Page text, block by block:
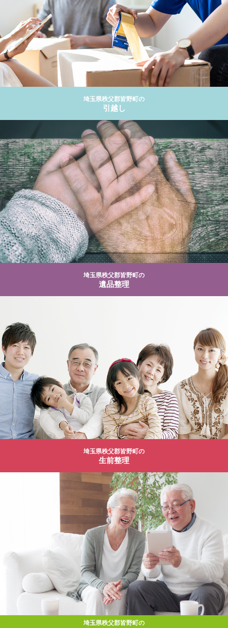
埼玉県秩父郡皆野町の
引越し
埼玉県秩父郡皆野町の
遺品整理
埼玉県秩父郡皆野町の
生前整理
埼玉県秩父郡皆野町の